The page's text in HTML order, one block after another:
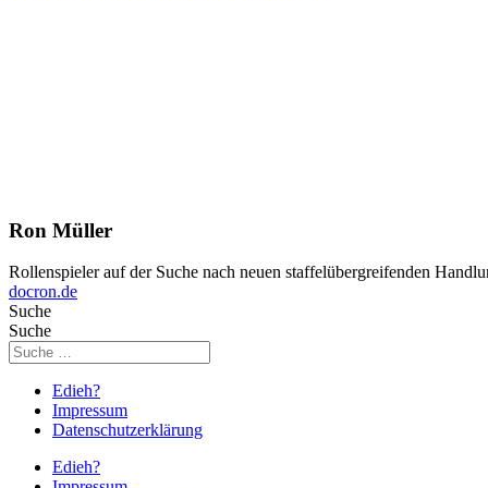
Ron Müller
Rollenspieler auf der Suche nach neuen staffelübergreifenden
docron.de
Suche
Suche
Edieh?
Impressum
Datenschutzerklärung
Edieh?